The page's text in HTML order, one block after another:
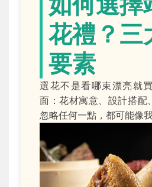
花禮？三
要素
選花不是看哪束漂亮就
面：花材寓意、設計搭配
忽略任何一點，都可能像